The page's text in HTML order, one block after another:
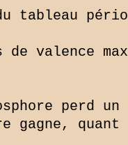
tableau
de valence
perd
gagne,